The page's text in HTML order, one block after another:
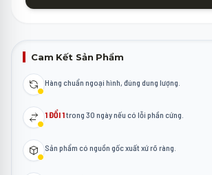
Cam Kết Sản Phẩm
Hàng chuẩn ngoại hình, đúng dung lượng.
1 ĐỔI 1trong 30 ngày nếu có lỗi phần cứng.
Sản phẩm có nguồn gốc xuất xứ rõ ràng.